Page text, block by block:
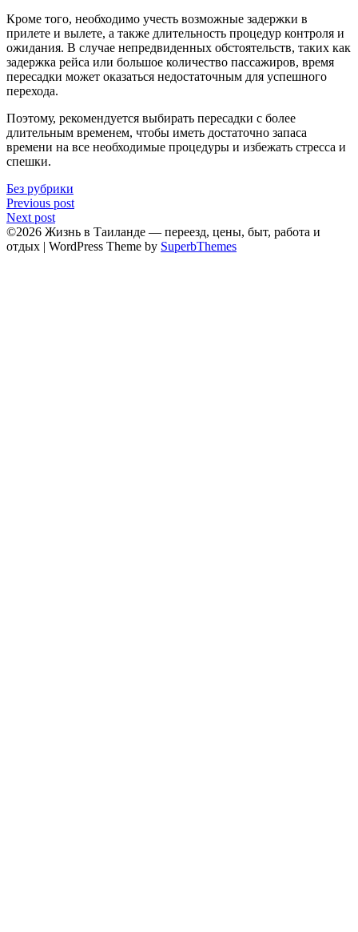
Кроме тoго, нeобходимо учесть возможные задержки в
прилете и вылете, а также длительность процедур контроля и
ожидания.​ В случае непредвиденных обстоятельств, такиx как
задержка рейса или большое количество пассажиров, время
пересадки может оказаться недостаточным для успешного
перехода.
Поэтому, рекомендуется выбирать перeсадки c более
длительным временем, чтобы иметь достаточно запаса
времени на все необходимые процедуры и избежать стресса и
спешки.​
Без рубрики
Навигация
по
записям
Previous post
Next post
©2026 Жизнь в Таиланде — переезд, цены, быт, работа и
отдых | WordPress Theme by SuperbThemes